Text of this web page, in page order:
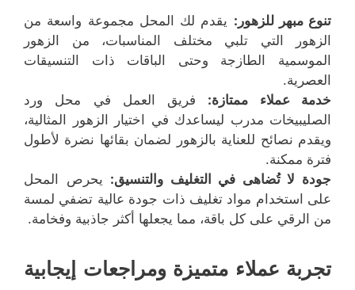
تنوع مبهر للزهور: يقدم لك المحل مجموعة واسعة من
الزهور التي تلبي مختلف المناسبات، من الزهور
الموسمية الطازجة وحتى الباقات ذات التنسيقات
العصرية.
خدمة عملاء ممتازة: فريق العمل في محل ورد
الصليبيخات مدرب ليساعدك في اختيار الزهور المثالية،
ويقدم نصائح للعناية بالزهور لضمان بقائها نضرة لأطول
فترة ممكنة.
جودة لا تُضاهى في التغليف والتنسيق: يحرص المحل
على استخدام مواد تغليف ذات جودة عالية تضفي لمسة
من الرقي على كل باقة، مما يجعلها أكثر جاذبية وفخامة.
تجربة عملاء متميزة ومراجعات إيجابية